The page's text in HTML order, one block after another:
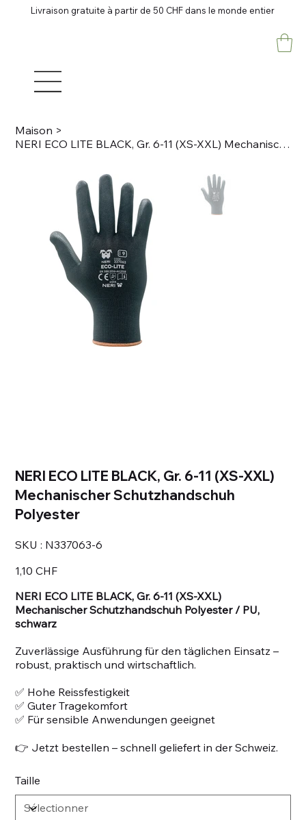
Livraison gratuite à partir de 50 CHF dans le monde entier
Maison >
NERI ECO LITE BLACK, Gr. 6-11 (XS-XXL) Mechanischer Schutzhandschuh Polyester
NERI ECO LITE BLACK, Gr. 6-11 (XS-XXL)
Mechanischer Schutzhandschuh
Polyester
SKU : SKU
N337063-
N337063-6
1,10 CHF
NERI ECO LITE BLACK, Gr. 6-11 (XS-XXL)
Mechanischer Schutzhandschuh Polyester / PU,
schwarz
Zuverlässige Ausführung für den täglichen Einsatz –
robust, praktisch und wirtschaftlich.
✅ Hohe Reissfestigkeit
✅ Guter Tragekomfort
✅ Für sensible Anwendungen geeignet
👉 Jetzt bestellen – schnell geliefert in der Schweiz.
Taille